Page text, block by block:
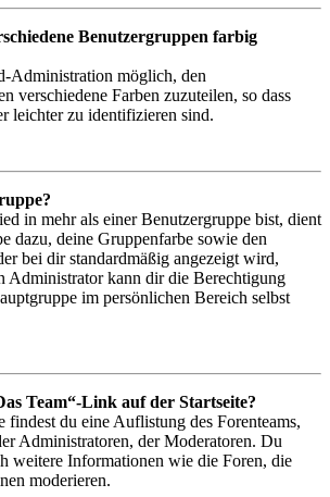
Benutzergruppen farbig
Administration möglich, den
verschiedene Farben zuzuteilen, so dass
leichter zu identifizieren sind.
in mehr als einer Benutzergruppe bist, dient
dazu, deine Gruppenfarbe sowie den
bei dir standardmäßig angezeigt wird,
Administrator kann dir die Berechtigung
im persönlichen Bereich selbst
Team“-Link auf der Startseite?
findest du eine Auflistung des Forenteams,
Administratoren, der Moderatoren. Du
weitere Informationen wie die Foren, die
moderieren.